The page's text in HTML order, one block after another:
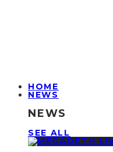
HOME
NEWS
NEWS
SEE ALL